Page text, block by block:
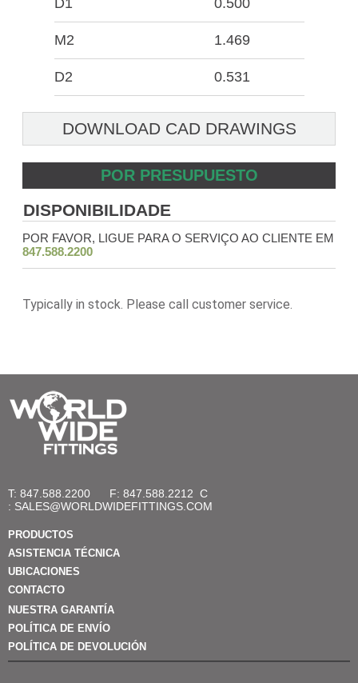
D1 0.500
M2 1.469
D2 0.531
DOWNLOAD CAD DRAWINGS
POR PRESUPUESTO
DISPONIBILIDADE
POR FAVOR, LIGUE PARA O SERVIÇO AO CLIENTE EM
847.588.2200
Typically in stock. Please call customer service.
T: 847.588.2200 F: 847.588.2212 C
: SALES@WORLDWIDEFITTINGS.COM
PRODUCTOS
ASISTENCIA TÉCNICA
UBICACIONES
CONTACTO
NUESTRA GARANTÍA
POLÍTICA DE ENVÍO
POLÍTICA DE DEVOLUCIÓN